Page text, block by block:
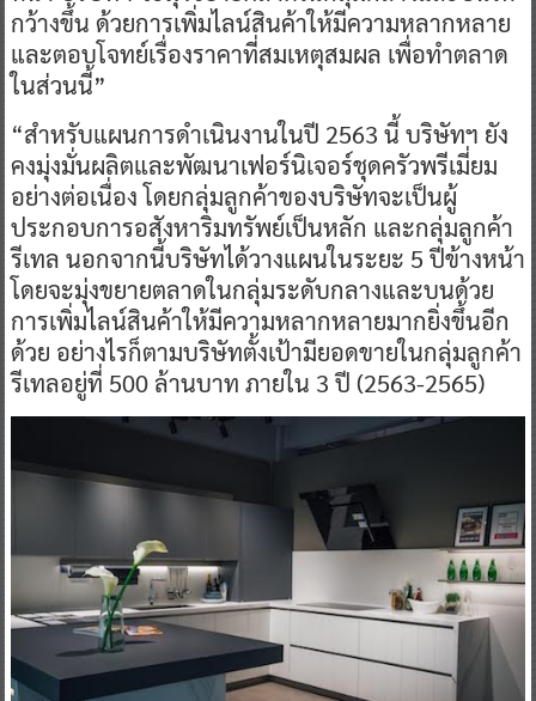
กว้างขึ้น ด้วยการเพิ่มไลน์สินค้าให้มีความหลากหลาย
และตอบโจทย์เรื่องราคาที่สมเหตุสมผล เพื่อทำตลาด
ในส่วนนี้”
“สำหรับแผนการดำเนินงานในปี 2563 นี้ บริษัทฯ ยัง
คงมุ่งมั่นผลิตและพัฒนาเฟอร์นิเจอร์ชุดครัวพรีเมี่ยม
อย่างต่อเนื่อง โดยกลุ่มลูกค้าของบริษัทจะเป็นผู้
ประกอบการอสังหาริมทรัพย์เป็นหลัก และกลุ่มลูกค้า
รีเทล นอกจากนี้บริษัทได้วางแผนในระยะ 5 ปีข้างหน้า
โดยจะมุ่งขยายตลาดในกลุ่มระดับกลางและบนด้วย
การเพิ่มไลน์สินค้าให้มีความหลากหลายมากยิ่งขึ้นอีก
ด้วย อย่างไรก็ตามบริษัทตั้งเป้ามียอดขายในกลุ่มลูกค้า
รีเทลอยู่ที่ 500 ล้านบาท ภายใน 3 ปี (2563-2565)